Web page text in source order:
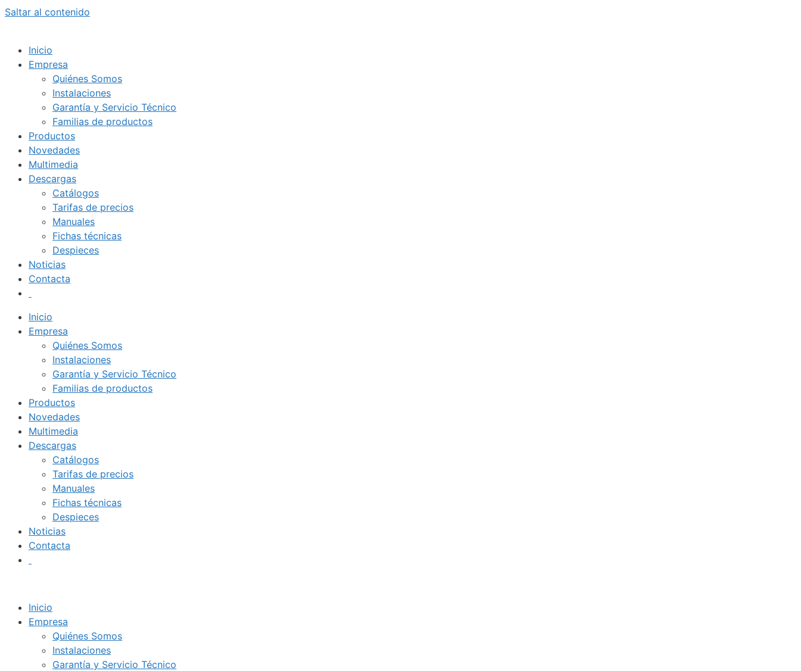
Saltar al contenido
Inicio
Empresa
Quiénes Somos
Instalaciones
Garantía y Servicio Técnico
Familias de productos
Productos
Novedades
Multimedia
Descargas
Catálogos
Tarifas de precios
Manuales
Fichas técnicas
Despieces
Noticias
Contacta
Inicio
Empresa
Quiénes Somos
Instalaciones
Garantía y Servicio Técnico
Familias de productos
Productos
Novedades
Multimedia
Descargas
Catálogos
Tarifas de precios
Manuales
Fichas técnicas
Despieces
Noticias
Contacta
Inicio
Empresa
Quiénes Somos
Instalaciones
Garantía y Servicio Técnico